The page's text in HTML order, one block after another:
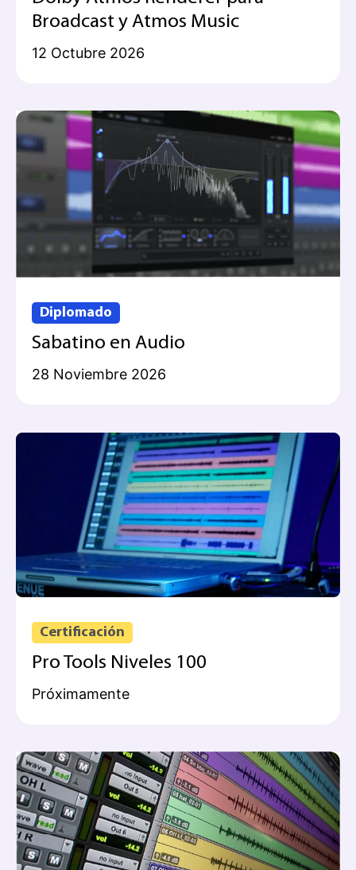
Broadcast y Atmos Music
12 Octubre 2026
Diplomado
Sabatino en Audio
28 Noviembre 2026
Certificación
Pro Tools Niveles 100
Próximamente